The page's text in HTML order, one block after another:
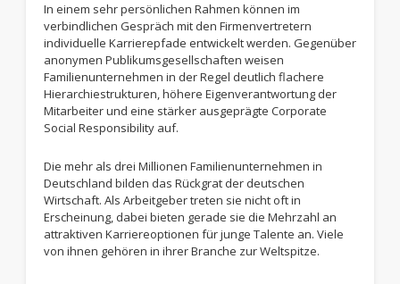
In einem sehr persönlichen Rahmen können im
verbindlichen Gespräch mit den Firmenvertretern
individuelle Karrierepfade entwickelt werden. Gegenüber
anonymen Publikumsgesellschaften weisen
Familienunternehmen in der Regel deutlich flachere
Hierarchiestrukturen, höhere Eigenverantwortung der
Mitarbeiter und eine stärker ausgeprägte Corporate
Social Responsibility auf.
Die mehr als drei Millionen Familienunternehmen in
Deutschland bilden das Rückgrat der deutschen
Wirtschaft. Als Arbeitgeber treten sie nicht oft in
Erscheinung, dabei bieten gerade sie die Mehrzahl an
attraktiven Karriereoptionen für junge Talente an. Viele
von ihnen gehören in ihrer Branche zur Weltspitze.